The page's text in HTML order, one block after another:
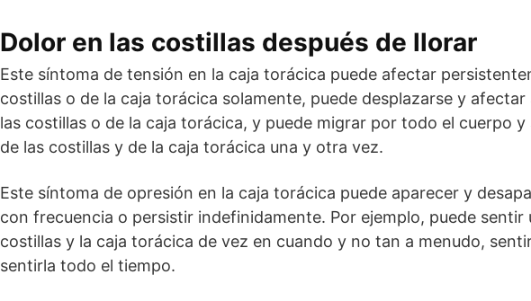
Dolor en las costillas después de llorar
Este síntoma de tensión en la caja torácica puede afectar
costillas o de la caja torácica solamente, puede desplazarse y
las costillas o de la caja torácica, y puede migrar por todo el cuerpo
de las costillas y de la caja torácica una y otra vez.
Este síntoma de opresión en la caja torácica puede aparecer y
con frecuencia o persistir indefinidamente. Por ejemplo, puede sentir
costillas y la caja torácica de vez en cuando y no tan a menudo,
sentirla todo el tiempo.